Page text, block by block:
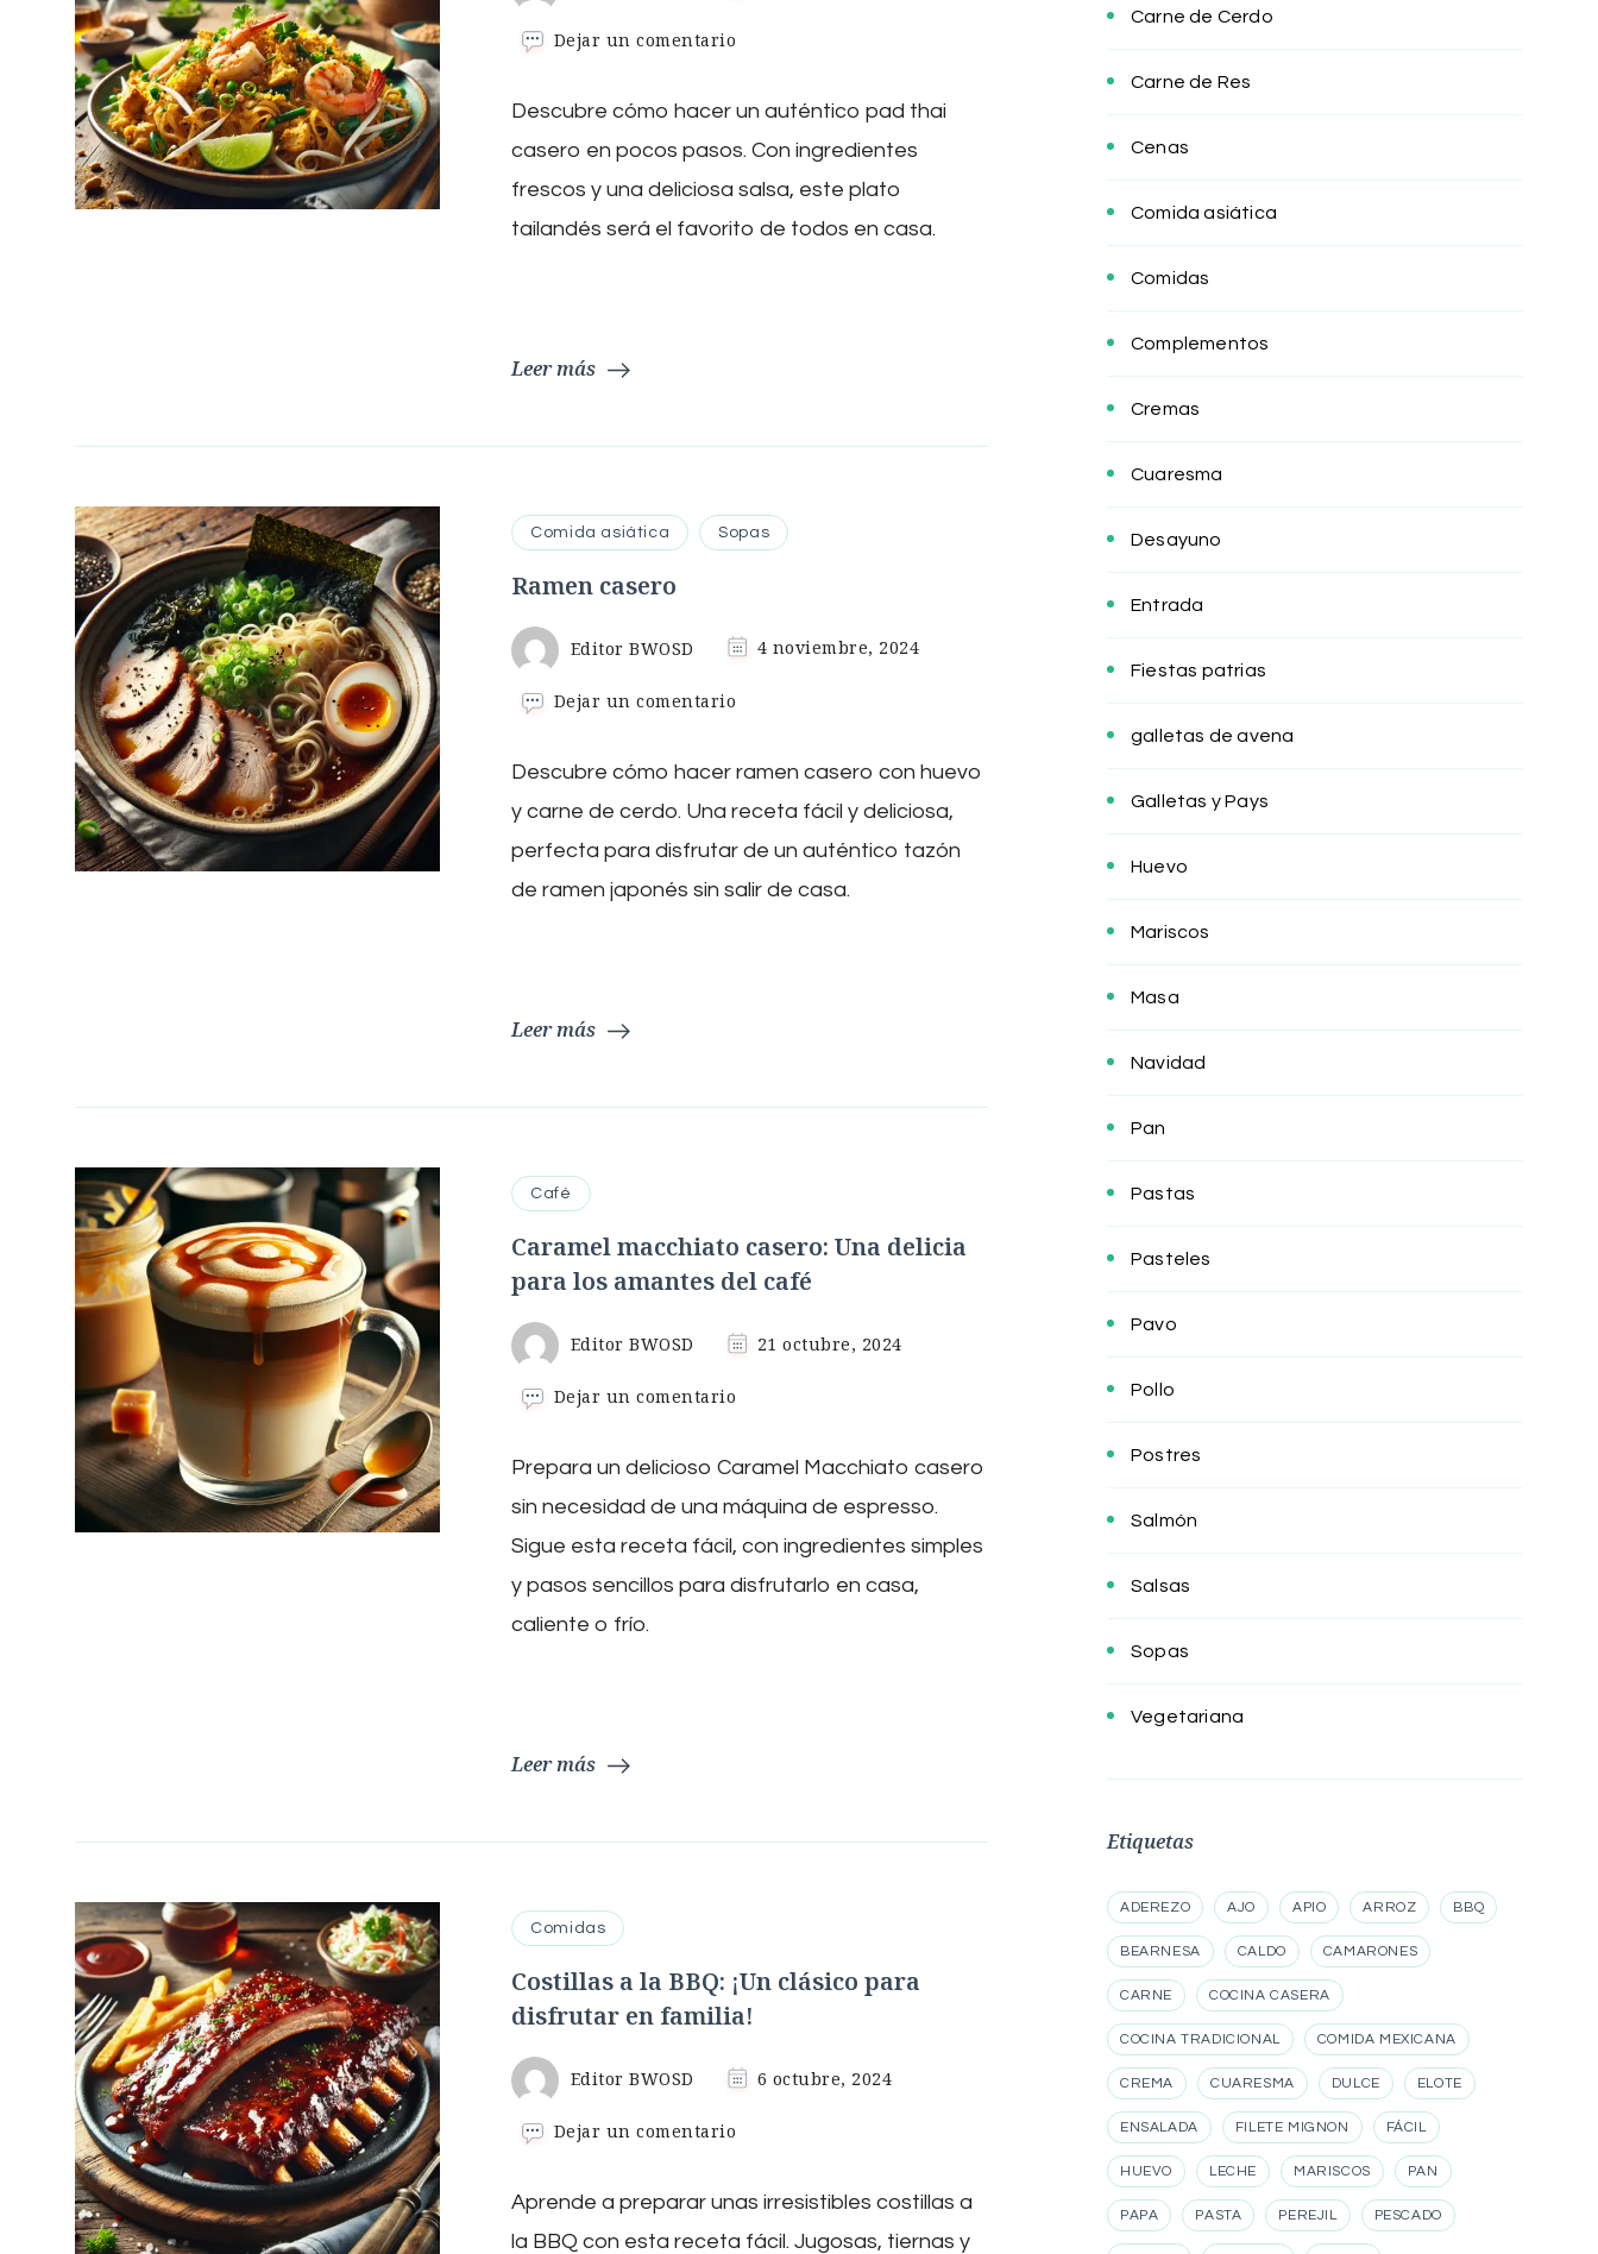
Dejar un comentario
un
pad
thai
casero
Descubre cómo hacer un auténtico pad thai
casero en pocos pasos. Con ingredientes
frescos y una deliciosa salsa, este plato
tailandés será el favorito de todos en casa.
Leer más
Comida asiática Sopas
Ramen casero
Editor BWOSD 4 noviembre, 2024
Dejar un comentario
Descubre cómo hacer ramen casero con huevo
y carne de cerdo. Una receta fácil y deliciosa,
perfecta para disfrutar de un auténtico tazón
de ramen japonés sin salir de casa.
Leer más
Café
Caramel macchiato casero: Una delicia
para los amantes del café
Editor BWOSD 21 octubre, 2024
Dejar un comentario
casero:
Una
delicia
para
amantes
Prepara un delicioso Caramel Macchiato casero
sin necesidad de una máquina de espresso.
Sigue esta receta fácil, con ingredientes simples
y pasos sencillos para disfrutarlo en casa,
caliente o frío.
Leer más
Comidas
Costillas a la BBQ: ¡Un clásico para
disfrutar en familia!
Editor BWOSD 6 octubre, 2024
Dejar un comentario
la
BBQ:
Aprende a preparar unas irresistibles costillas a
la BBQ con esta receta fácil. Jugosas, tiernas y
Carne de Cerdo
Carne de Res
Cenas
Comida asiática
Comidas
Complementos
Cremas
Cuaresma
Desayuno
Entrada
Fiestas patrias
galletas de avena
Galletas y Pays
Huevo
Mariscos
Masa
Navidad
Pan
Pastas
Pasteles
Pavo
Pollo
Postres
Salmón
Salsas
Sopas
Vegetariana
Etiquetas
ADEREZO AJO APIO ARROZ BBQ
BEARNESA CALDO CAMARONES
CARNE COCINA CASERA
COCINA TRADICIONAL COMIDA MEXICANA
CREMA CUARESMA DULCE ELOTE
ENSALADA FILETE MIGNON FÁCIL
HUEVO LECHE MARISCOS PAN
PAPA PASTA PEREJIL PESCADO